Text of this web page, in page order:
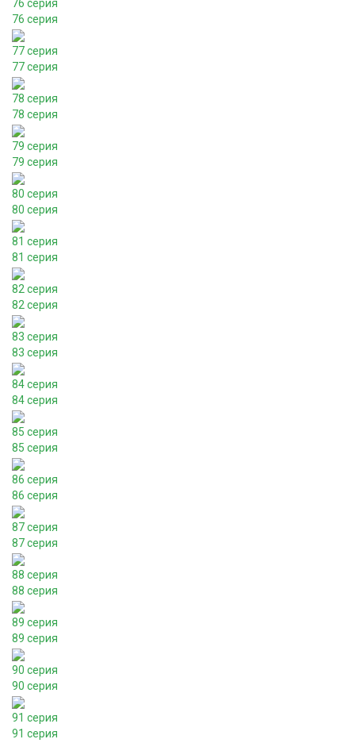
76 серия
76 серия
77 серия
77 серия
78 серия
78 серия
79 серия
79 серия
80 серия
80 серия
81 серия
81 серия
82 серия
82 серия
83 серия
83 серия
84 серия
84 серия
85 серия
85 серия
86 серия
86 серия
87 серия
87 серия
88 серия
88 серия
89 серия
89 серия
90 серия
90 серия
91 серия
91 серия